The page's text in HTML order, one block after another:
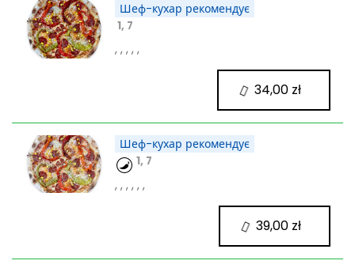
Шеф-кухар рекомендує
1, 7
, , , , ,
Шеф-кухар рекомендує
1, 7
, , , , , ,